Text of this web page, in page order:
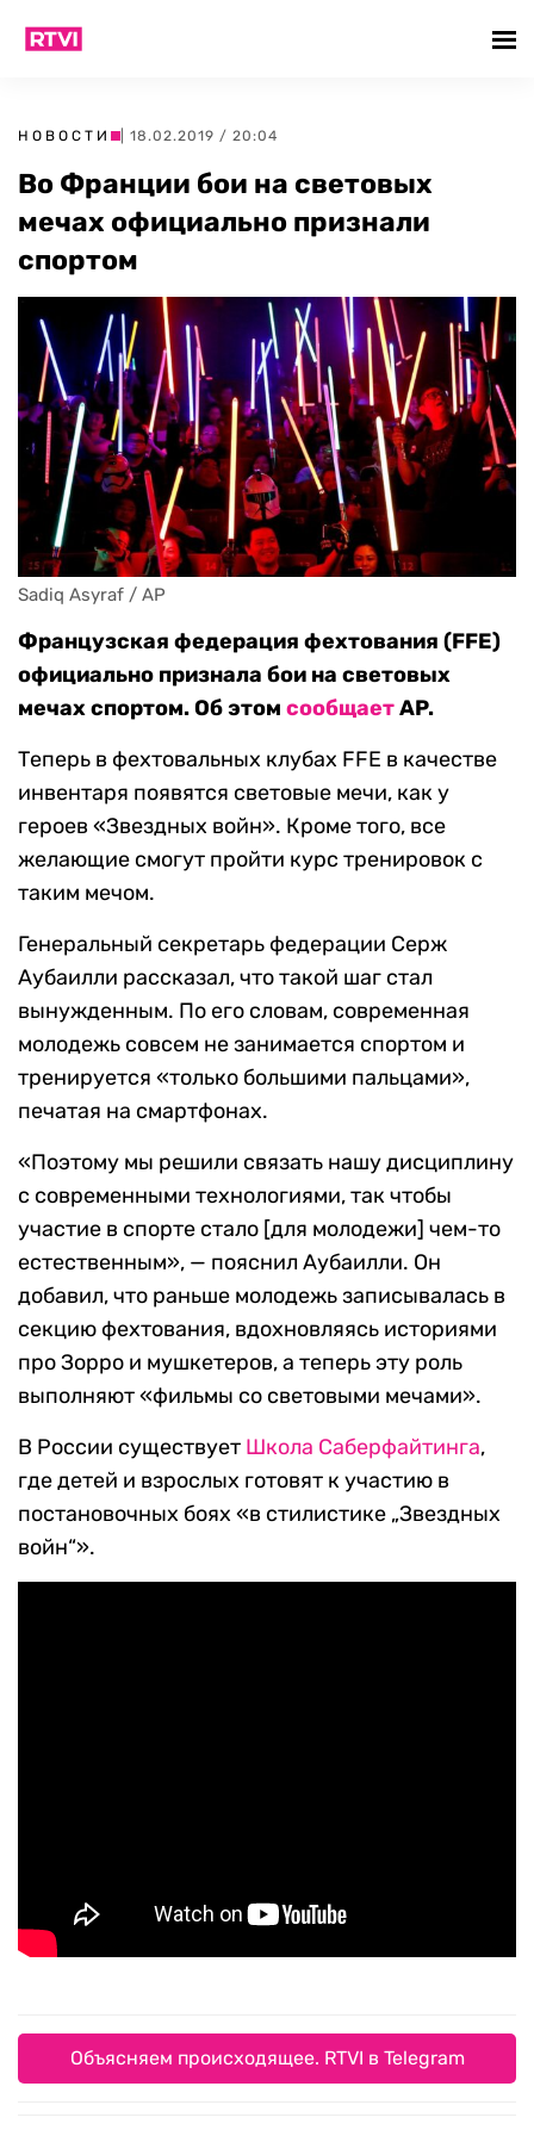
НОВОСТИ | 18.02.2019 / 20:04
Во Франции бои на световых
мечах официально признали
спортом
Sadiq Asyraf / AP
Французская федерация фехтования (FFE)
официально признала бои на световых
мечах спортом. Об этом сообщаетAP.
Теперь в фехтовальных клубах FFE в качестве
инвентаря появятся световые мечи, как у
героев «Звездных войн». Кроме того, все
желающие смогут пройти курс тренировок с
таким мечом.
Генеральный секретарь федерации Серж
Аубаилли рассказал, что такой шаг стал
вынужденным. По его словам, современная
молодежь совсем не занимается спортом и
тренируется «только большими пальцами»,
печатая на смартфонах.
«Поэтому мы решили связать нашу дисциплину
с современными технологиями, так чтобы
участие в спорте стало [для молодежи] чем-то
естественным», — пояснил Аубаилли. Он
добавил, что раньше молодежь записывалась в
секцию фехтования, вдохновляясь историями
про Зорро и мушкетеров, а теперь эту роль
выполняют «фильмы со световыми мечами».
В России существует Школа Саберфайтинга,
где детей и взрослых готовят к участию в
постановочных боях «в стилистике „Звездных
войн“».
Объясняем происходящее. RTVI в Telegram